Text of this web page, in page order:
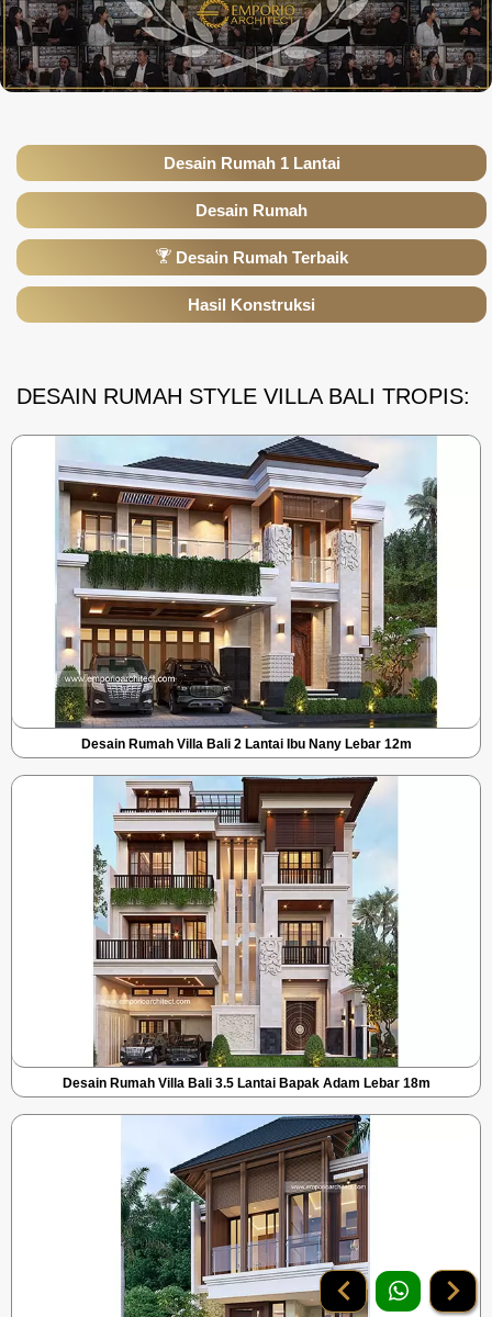
Desain Rumah 1 Lantai
Desain Rumah
Desain Rumah Terbaik
Hasil Konstruksi
DESAIN RUMAH STYLE VILLA BALI TROPIS:
Desain Rumah Villa Bali 2 Lantai Ibu Nany Lebar 12m
Desain Rumah Villa Bali 3.5 Lantai Bapak Adam Lebar 18m